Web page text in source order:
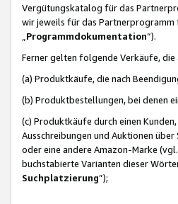
Vergütungskatalog für das
wir jeweils für das
Programmdokumentation“).
Ferner gelten folgende Verkäufe,
(a) Produktkäufe, die nach
(b) Produktbestellungen, bei denen
(c) Produktkäufe durch einen
Ausschreibungen und Auktionen
oder eine andere Amazon-Marke
buchstabierte Varianten dieser
Suchplatzierung”);